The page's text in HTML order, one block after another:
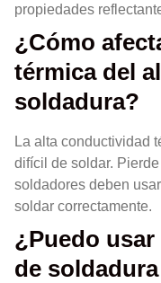
propiedades
¿Cómo
térmica del
soldadura?
La alta conductividad
difícil de soldar.
soldadores deben
soldar correctamente.
¿Puedo
de